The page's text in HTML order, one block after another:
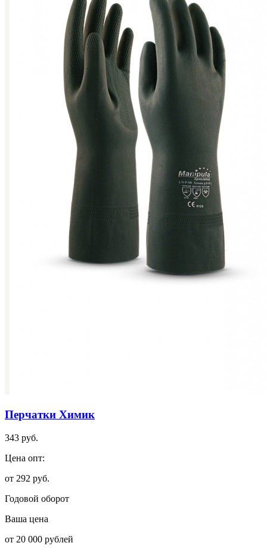
Перчатки Химик
343 руб.
Цена опт:
от 292 руб.
Годовой оборот
Ваша цена
от 20 000 рублей